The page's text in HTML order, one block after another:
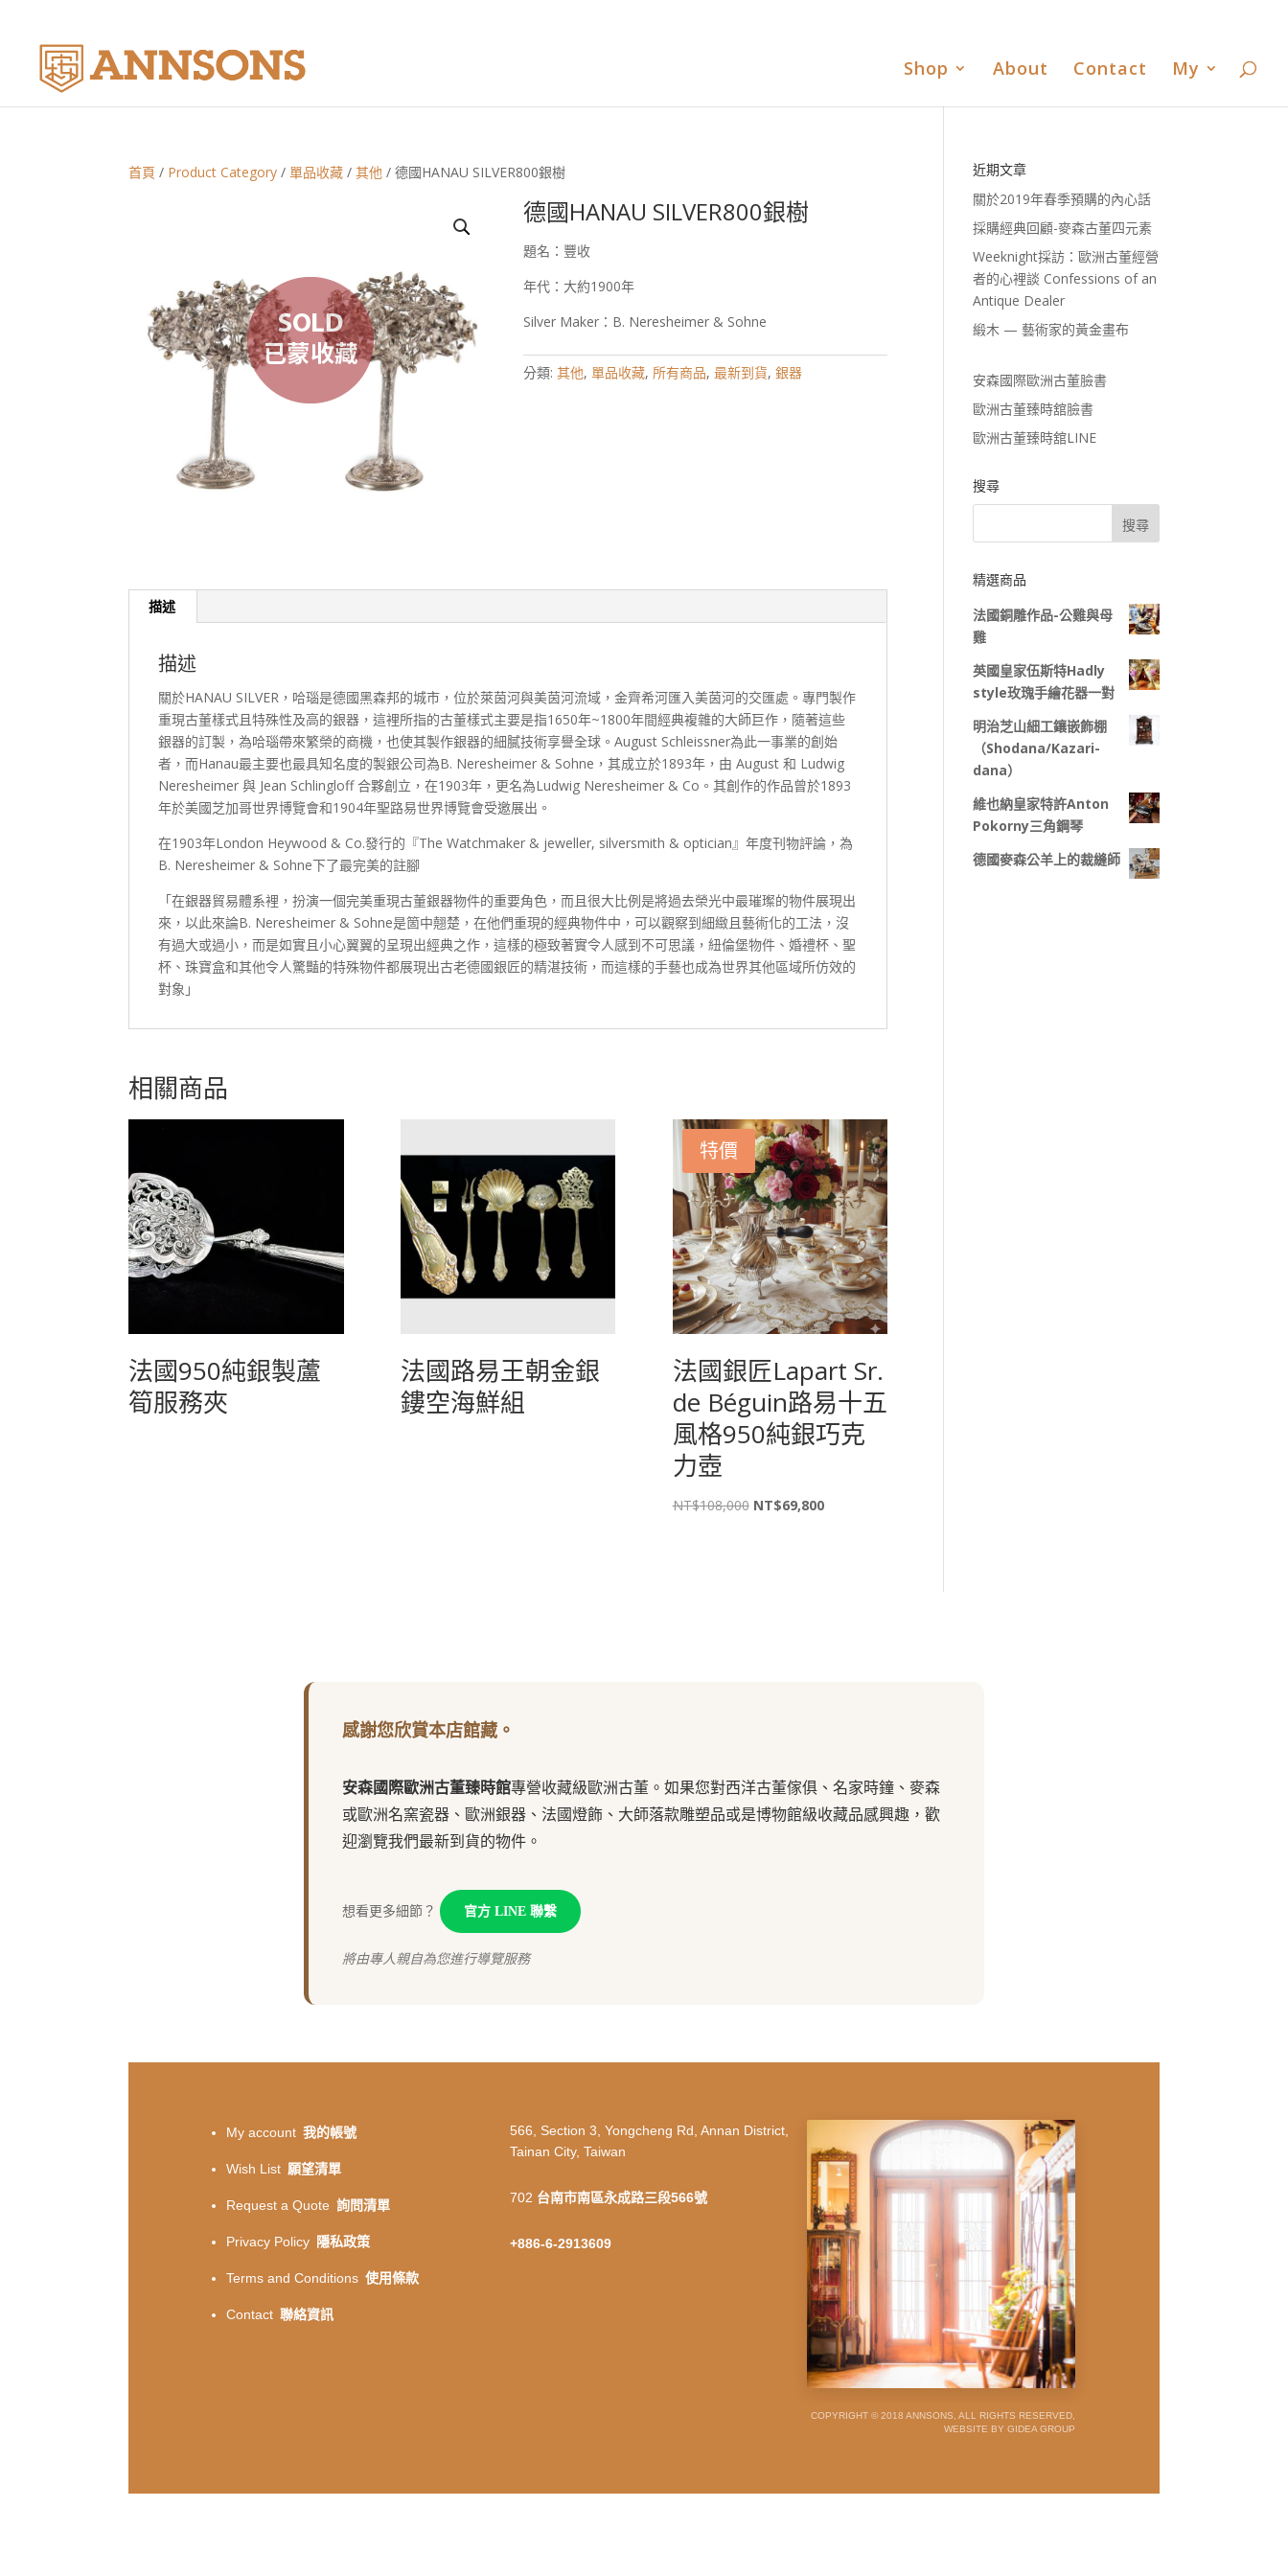
Shop About Contact My
首頁 / Product Category /單品收藏 /其他 / 德國HANAU SILVER800銀樹
德國HANAU SILVER800銀樹
題名：豐收
年代：大約1900年
Silver Maker：B. Neresheimer & Sohne
分類:其他,單品收藏, 所有商品,最新到貨,銀器
描述
描述
關於HANAU SILVER，哈瑙是德國黑森邦的城市，位於萊茵河與美茵河流域，金齊希河匯入美茵河的交匯處。專門製作
重現古董樣式且特殊性及高的銀器，這裡所指的古董樣式主要是指1650年~1800年間經典複雜的大師巨作，隨著這些
銀器的訂製，為哈瑙帶來繁榮的商機，也使其製作銀器的細膩技術享譽全球。August Schleissner為此一事業的創始
者，而Hanau最主要也最具知名度的製銀公司為B. Neresheimer & Sohne，其成立於1893年，由 August 和 Ludwig
Neresheimer 與 Jean Schlingloff 合夥創立，在1903年，更名為Ludwig Neresheimer & Co。其創作的作品曾於1893
年於美國芝加哥世界博覽會和1904年聖路易世界博覽會受邀展出。
在1903年London Heywood & Co.發行的『The Watchmaker & jeweller, silversmith & optician』年度刊物評論，為
B. Neresheimer & Sohne下了最完美的註腳
「在銀器貿易體系裡，扮演一個完美重現古董銀器物件的重要角色，而且很大比例是將過去榮光中最璀璨的物件展現出
來，以此來論B. Neresheimer & Sohne是箇中翹楚，在他們重現的經典物件中，可以觀察到細緻且藝術化的工法，沒
有過大或過小，而是如實且小心翼翼的呈現出經典之作，這樣的極致著實令人感到不可思議，紐倫堡物件、婚禮杯、聖
杯、珠寶盒和其他令人驚豔的特殊物件都展現出古老德國銀匠的精湛技術，而這樣的手藝也成為世界其他區域所仿效的
對象」
相關商品
法國950純銀製蘆
筍服務夾
法國路易王朝金銀
鏤空海鮮組
特價
法國銀匠Lapart Sr.
de Béguin路易十五
風格950純銀巧克
力壺
NT$108,000 原
NT$69,800目
近期文章
關於2019年春季預購的內心話
採購經典回顧-麥森古董四元素
Weeknight採訪：歐洲古董經營
者的心裡談 Confessions of an
Antique Dealer
緞木 — 藝術家的黃金畫布
安森國際歐洲古董臉書
歐洲古董臻時舘臉書
歐洲古董臻時舘LINE
搜尋
精選商品
法國銅雕作品-公雞與母
雞
英國皇家伍斯特Hadly
style玫瑰手繪花器一對
明治芝山細工鑲嵌飾棚
（Shodana/Kazari-
dana）
維也納皇家特許Anton
Pokorny三角鋼琴
德國麥森公羊上的裁縫師
感謝您欣賞本店館藏。
安森國際歐洲古董臻時館專營收藏級歐洲古董。如果您對西洋古董傢俱、名家時鐘、麥森
或歐洲名窯瓷器、歐洲銀器、法國燈飾、大師落款雕塑品或是博物館級收藏品感興趣，歡
迎瀏覽我們最新到貨的物件。
想看更多細節？ 官方 LINE 聯繫
將由專人親自為您進行導覽服務
My account 我的帳號
Wish List 願望清單
Request a Quote 詢問清單
Privacy Policy 隱私政策
Terms and Conditions 使用條款
Contact 聯絡資訊
566, Section 3, Yongcheng Rd, Annan District,
Tainan City, Taiwan
702 台南市南區永成路三段566號
+886-6-2913609
COPYRIGHT © 2018 ANNSONS, ALL RIGHTS RESERVED,
WEBSITE BY GIDEA GROUP